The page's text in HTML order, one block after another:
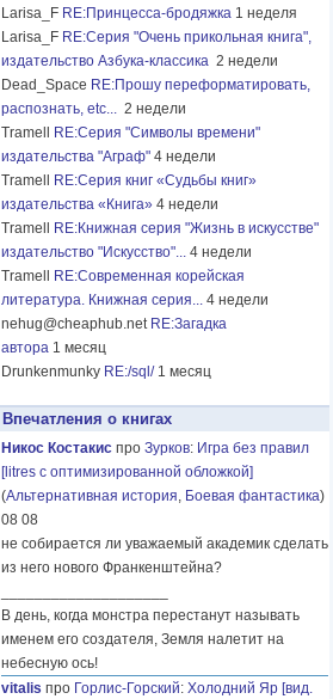
Larisa_F RE:Принцесса-бродяжка 1 неделя
Larisa_F RE:Серия "Очень прикольная книга",
издательство Азбука-классика 2 недели
Dead_Space RE:Прошу переформатировать,
распознать, etc... 2 недели
Tramell
RE:Серия "Символы времени"
издательства "Аграф" 4 недели
Tramell
RE:Серия книг «Судьбы книг»
издательства «Книга» 4 недели
Tramell
RE:Книжная серия "Жизнь в искусстве"
издательство "Искусство"... 4 недели
Tramell
RE:Современная корейская
литература. Книжная серия... 4 недели
nehug@cheaphub.net RE:Загадка
автора 1 месяц
Drunkenmunky RE:/sql/ 1 месяц
Впечатления о книгах
Никос Костакис про Зурков: Игра без правил
[litres с оптимизированной обложкой]
(Альтернативная история, Боевая фантастика)
08 08
не собирается ли уважаемый академик сделать
из него нового Франкенштейна?
В день, когда монстра перестанут называть
именем его создателя, Земля налетит на
небесную ось!
vitalis про Горлис-Горский: Холодний Яр [вид.